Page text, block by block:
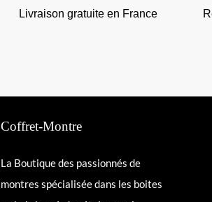
Livraison gratuite en France
Coffret-Montre
La Boutique des passionnés de
montres spécialisée dans les boites